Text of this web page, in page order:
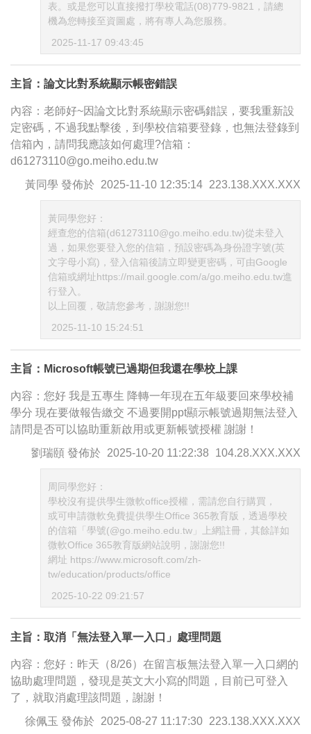
表。或是您可以直接撥打學校電話(08)779-9821，請總
機為您轉接至資圖處，將有專人為您服務。
2025-11-17 09:43:45
主旨：論文比對系統顯示帳密錯誤
內容：老師好~因論文比對系統顯示密碼錯誤，要我重新設
定密碼，不過我點擊後，到學校信箱要登錄，也無法登錄到
信箱內，請問我應該如何處理?信箱：
d61273110@go.meiho.edu.tw
黃同學 發佈於 2025-11-10 12:35:14 223.138.XXX.XXX
黃同學您好：
經查您的信箱(d61273110@go.meiho.edu.tw)從未登入
過，如果您要登入您的信箱，預設密碼為身份證字號(英
文字母小寫)，登入信箱後請立即變更密碼，可由Google
信箱或網址https://mail.google.com/a/go.meiho.edu.tw進
行登入。
以上回覆，敬請您參考，謝謝您!!
2025-11-10 15:24:51
主旨：Microsoft帳號已過期但我還在學校上課
內容：您好 我是五專生 降轉一年現在五年級要回來學校補
學分 現在要做報告繳交 不過要開ppt顯示帳號過期無法登入
請問是否可以協助重新啟用或更新帳號授權 謝謝！
劉瑞頤 發佈於 2025-10-20 11:22:38 104.28.XXX.XXX
周同學您好：
學校沒有提供學生微軟office授權，需請您自行購買，
或可申請微軟免費提供學生Office 365教育版，透過學校
的信箱「學號(@go.meiho.edu.tw」上網註冊，其餘詳如
微軟Office 365教育版網站說明，謝謝您!!
網址 https://www.microsoft.com/zh-
tw/education/products/office
2025-10-22 09:21:57
主旨：取消「無法登入單一入口」處理問題
內容：您好：昨天（8/26）在留言板無法登入單一入口網的
協助處理問題，發現是英文大小寫的問題，目前已可登入
了，就取消處理該問題，謝謝！
徐佩玉 發佈於 2025-08-27 11:17:30 223.138.XXX.XXX